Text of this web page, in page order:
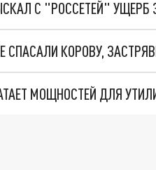
С "РОССЕТЕЙ" УЩЕРБ
СПАСАЛИ КОРОВУ,